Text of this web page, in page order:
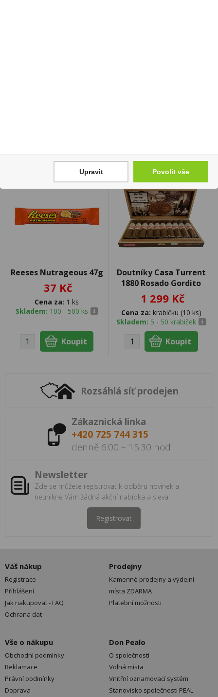
Reeses Nutrageous 47g
37 Kč
Cena za: 1 ks
Skladem: 100 - 500 ks
Doutníky Casa Turrent
1880 Rosado Gordito
1 299 Kč
Cena za: krabičku (10 ks)
Skladem: 5 - 50 krabiček
Rozsáhlá síť prodejen
Zákaznická linka
+420 725 744 315
denně 6:00 – 15:30 hod
Newsletter
Zde se můžete registrovat k odběru novinek a
neunikne Vám žádná akční nabídka a sleva!
Registrovat
Váš nákup
Registrace
Přihlášení
Jak nakupovat - FAQ
Ochrana dat
Prodejny
Kamenné prodejny a výdejní
místa ZDARMA
Platební možnosti
Vše o nákupu
Obchodní podmínky
Reklamace
Právní podmínky
Doprava
Don Pealo
O společnosti
Volná místa
Vnitřní oznamovací systém
Stanovisko společnosti PEAL
Upravit Povolit vše